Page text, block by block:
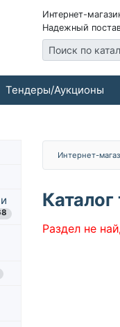
Интернет-
Надежный
Поиск по
Тендеры/Аукционы
Интернет-
Каталог
Раздел не